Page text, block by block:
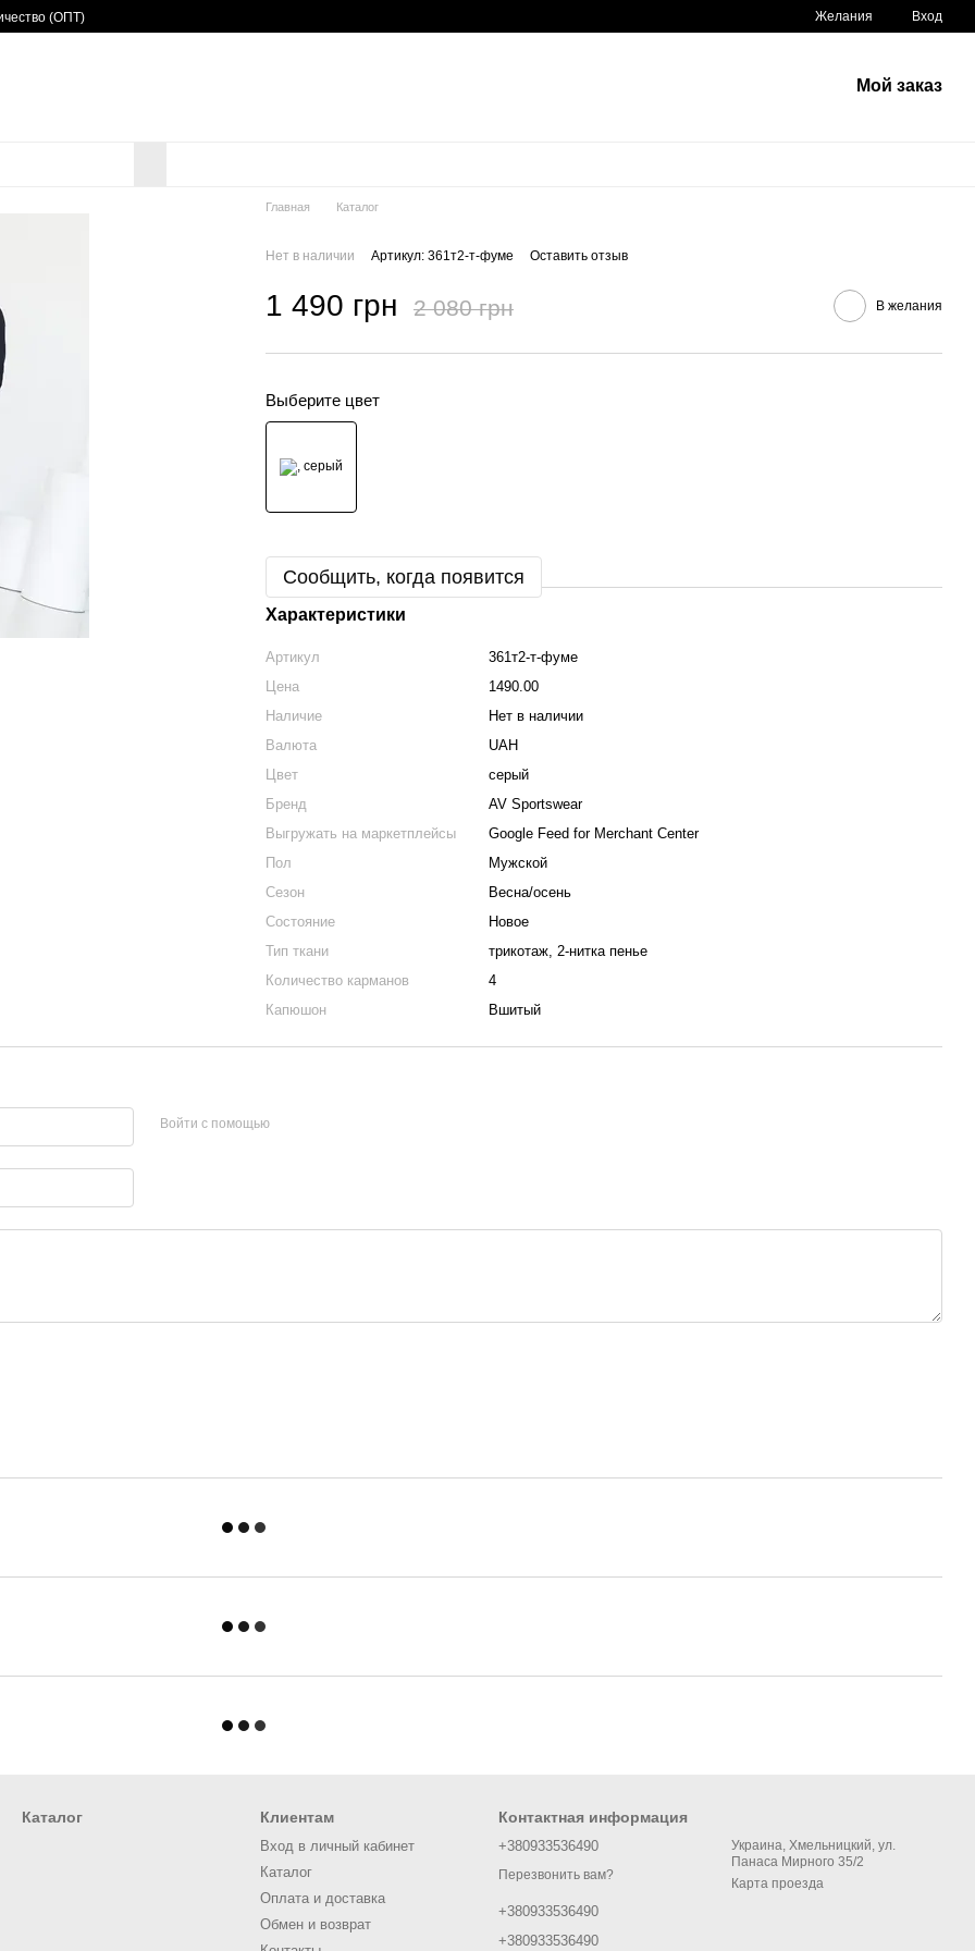
(ОПТ) Желания Вход
Мой заказ
Главная Каталог
Нет в наличии Артикул: 361т2-т-фуме Оставить отзыв
1 490 грн 2 080 грн В желания
Выберите цвет
Сообщить, когда появится
Характеристики
Артикул
361т2-т-фуме
Цена
1490.00
Наличие
Нет в наличии
Валюта
UAH
Цвет
серый
Бренд
AV Sportswear
Выгружать на маркетплейсы
Google Feed for Merchant Center
Пол
Мужской
Сезон
Весна/осень
Состояние
Новое
Тип ткани
трикотаж, 2-нитка пенье
Количество карманов
4
Капюшон
Вшитый
Войти с помощью
Каталог Клиентам
Вход в личный кабинет
Каталог
Оплата и доставка
Обмен и возврат
Контактная информация
+380933536490
Перезвонить вам?
+380933536490
+380933536490
Украина, Хмельницкий, ул.
Панаса Мирного 35/2
Карта проезда